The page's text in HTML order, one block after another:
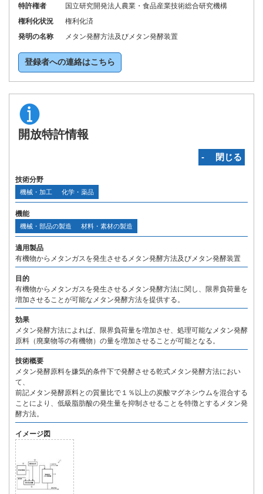
特許権者
国立研究開発法人農業・食品産業技術総合研究機構
権利化状況
権利化済
発明の名称
メタン発酵方法及びメタン発酵装置
登録者への連絡はこちら
開放特許情報
‐ 閉じる
技術分野
機械・加工 化学・薬品
機能
機械・部品の製造 材料・素材の製造
適用製品
有機物からメタンガスを発生させるメタン発酵方法及びメタン発酵装置
目的
有機物からメタンガスを発生させるメタン発酵方法に関し、限界負荷量を
増加させることが可能なメタン発酵方法を提供する。
効果
メタン発酵方法によれば、限界負荷量を増加させ、処理可能なメタン発酵
原料（廃棄物等の有機物）の量を増加させることが可能となる。
技術概要
メタン発酵原料を嫌気的条件下で発酵させる乾式メタン発酵方法におい
て、
前記メタン発酵原料との質量比で１％以上の炭酸マグネシウムを混合する
ことにより、低級脂肪酸の発生量を抑制させることを特徴とするメタン発
酵方法。
イメージ図